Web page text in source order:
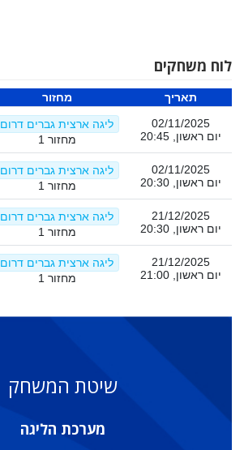
לוח משחקים
מחזור תאריך
ליגה ארצית גברים דרום
מחזור 1
02/11/2025
יום ראשון, 20:45
ליגה ארצית גברים דרום
מחזור 1
02/11/2025
יום ראשון, 20:30
ליגה ארצית גברים דרום
מחזור 1
21/12/2025
יום ראשון, 20:30
ליגה ארצית גברים דרום
מחזור 1
21/12/2025
יום ראשון, 21:00
שיטת המשחק
מערכת הליגה